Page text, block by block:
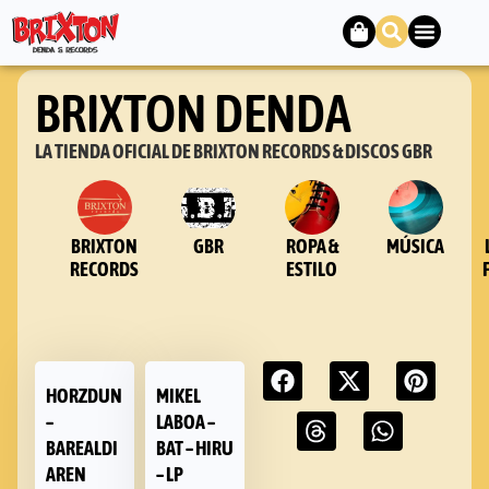
BRIXTON DENDA
LA TIENDA OFICIAL DE BRIXTON RECORDS & DISCOS GBR
BRIXTON
RECORDS
GBR
ROPA &
ESTILO
MÚSICA
HORZDUN
–
BAREALDI
AREN
MIKEL
LABOA –
BAT – HIRU
– LP